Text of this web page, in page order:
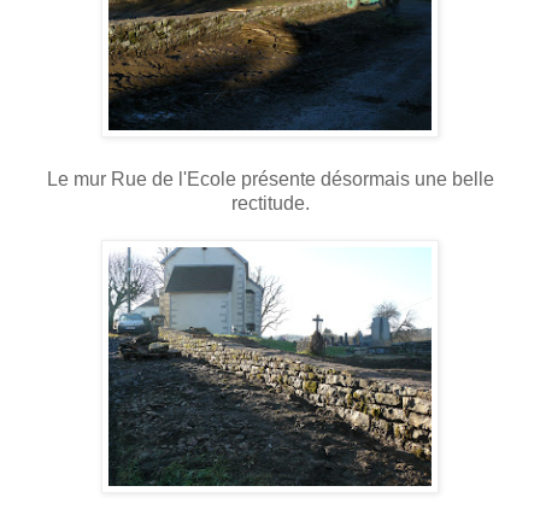
Le mur Rue de l'Ecole présente désormais une belle
rectitude.